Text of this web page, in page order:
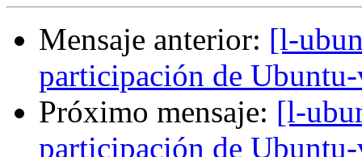
Mensaje anterior: [l-
participación de
Próximo mensaje: [l-
participación de